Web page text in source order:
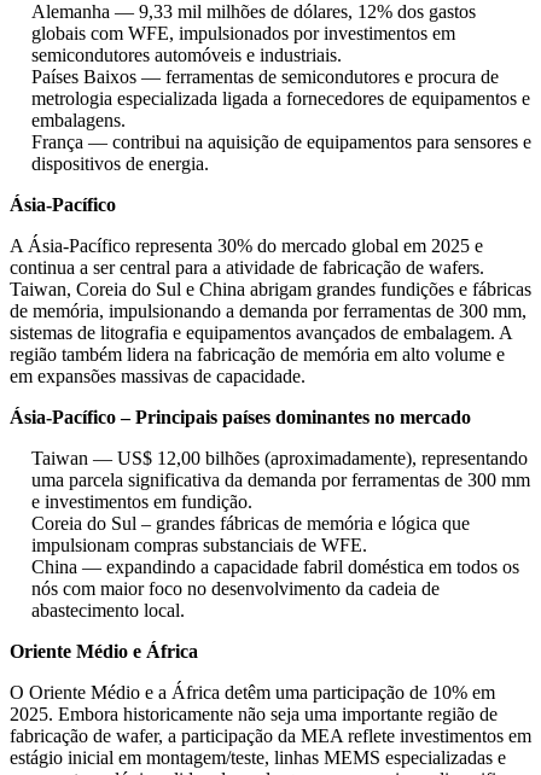
Alemanha — 9,33 mil milhões de dólares, 12% dos gastos
globais com WFE, impulsionados por investimentos em
semicondutores automóveis e industriais.
Países Baixos — ferramentas de semicondutores e procura de
metrologia especializada ligada a fornecedores de equipamentos e
embalagens.
França — contribui na aquisição de equipamentos para sensores e
dispositivos de energia.
Ásia-Pacífico
A Ásia-Pacífico representa 30% do mercado global em 2025 e
continua a ser central para a atividade de fabricação de wafers.
Taiwan, Coreia do Sul e China abrigam grandes fundições e fábricas
de memória, impulsionando a demanda por ferramentas de 300 mm,
sistemas de litografia e equipamentos avançados de embalagem. A
região também lidera na fabricação de memória em alto volume e
em expansões massivas de capacidade.
Ásia-Pacífico – Principais países dominantes no mercado
Taiwan — US$ 12,00 bilhões (aproximadamente), representando
uma parcela significativa da demanda por ferramentas de 300 mm
e investimentos em fundição.
Coreia do Sul – grandes fábricas de memória e lógica que
impulsionam compras substanciais de WFE.
China — expandindo a capacidade fabril doméstica em todos os
nós com maior foco no desenvolvimento da cadeia de
abastecimento local.
Oriente Médio e África
O Oriente Médio e a África detêm uma participação de 10% em
2025. Embora historicamente não seja uma importante região de
fabricação de wafer, a participação da MEA reflete investimentos em
estágio inicial em montagem/teste, linhas MEMS especializadas e